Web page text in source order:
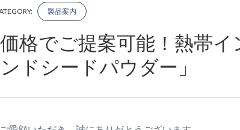
製品案内
格でご提案可能！熱帯
ドシードパウダー」